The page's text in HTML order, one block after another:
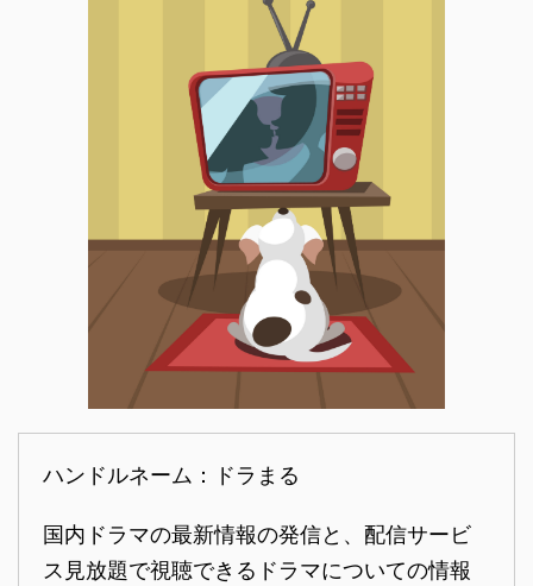
ハンドルネーム：ドラまる
国内ドラマの最新情報の発信と、配信サービ
ス見放題で視聴できるドラマについての情報